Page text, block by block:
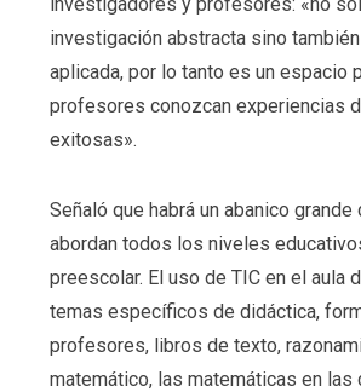
investigación abstracta sino
aplicada, por lo tanto es un espacio
profesores conozcan experiencias
exitosas».
Señaló que habrá un abanico grande
abordan todos los niveles
preescolar. El uso de TIC en el aula
temas específicos de didáctica,
profesores, libros de texto,
matemático, las matemáticas en las